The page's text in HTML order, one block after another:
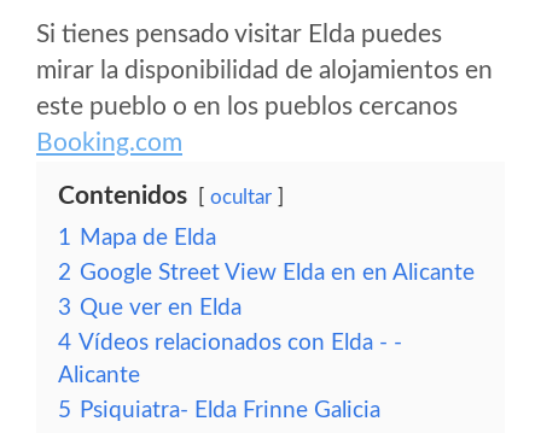
Si tienes pensado visitar Elda puedes
mirar la disponibilidad de alojamientos en
este pueblo o en los pueblos cercanos
Booking.com
Contenidos ocultar
1 Mapa de Elda
2 Google Street View Elda en en Alicante
3 Que ver en Elda
4 Vídeos relacionados con Elda - -
Alicante
5 Psiquiatra- Elda Frinne Galicia